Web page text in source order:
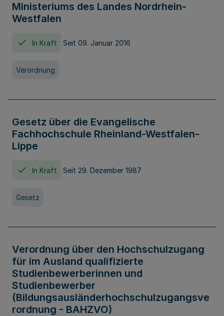
Ministeriums des Landes Nordrhein-
Westfalen
In Kraft Seit 09. Januar 2016
Verordnung
Gesetz über die Evangelische
Fachhochschule Rheinland-Westfalen-
Lippe
In Kraft Seit 29. Dezember 1987
Gesetz
Verordnung über den Hochschulzugang
für im Ausland qualifizierte
Studienbewerberinnen und
Studienbewerber
(Bildungsausländerhochschulzugangsve
rordnung - BAHZVO)